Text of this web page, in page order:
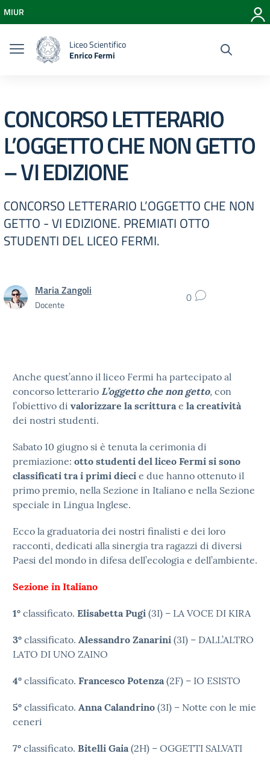
Vai al menu di navigazione
Vai al footer
MIUR
Liceo Scientifico
Enrico Fermi
CONCORSO LETTERARIO
L’OGGETTO CHE NON GETTO
– VI EDIZIONE
CONCORSO LETTERARIO L’OGGETTO CHE NON
GETTO - VI EDIZIONE. PREMIATI OTTO
STUDENTI DEL LICEO FERMI.
Maria Zangoli
Docente 0
Anche quest’anno il liceo Fermi ha partecipato al
concorso letterario L’oggetto che non getto, con
l’obiettivo di valorizzare la scritturae la creatività
dei nostri studenti.
Sabato 10 giugno si è tenuta la cerimonia di
premiazione: otto studenti del liceo Fermi si sono
classificati tra i primi dieci e due hanno ottenuto il
primo premio, nella Sezione in Italiano e nella Sezione
speciale in Lingua Inglese.
Ecco la graduatoria dei nostri finalisti e dei loro
racconti, dedicati alla sinergia tra ragazzi di diversi
Paesi del mondo in difesa dell’ecologia e dell’ambiente.
Sezione in Italiano
1° classificato. Elisabetta Pugi (3I) – LA VOCE DI KIRA
3° classificato. Alessandro Zanarini (3I) – DALL’ALTRO
LATO DI UNO ZAINO
4° classificato. Francesco Potenza(2F) – IO ESISTO
5° classificato. Anna Calandrino (3I) – Notte con le mie
ceneri
7° classificato. Bitelli Gaia(2H) – OGGETTI SALVATI